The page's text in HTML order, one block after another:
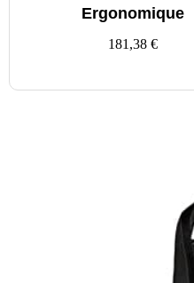
Ergonomique
181,38 €